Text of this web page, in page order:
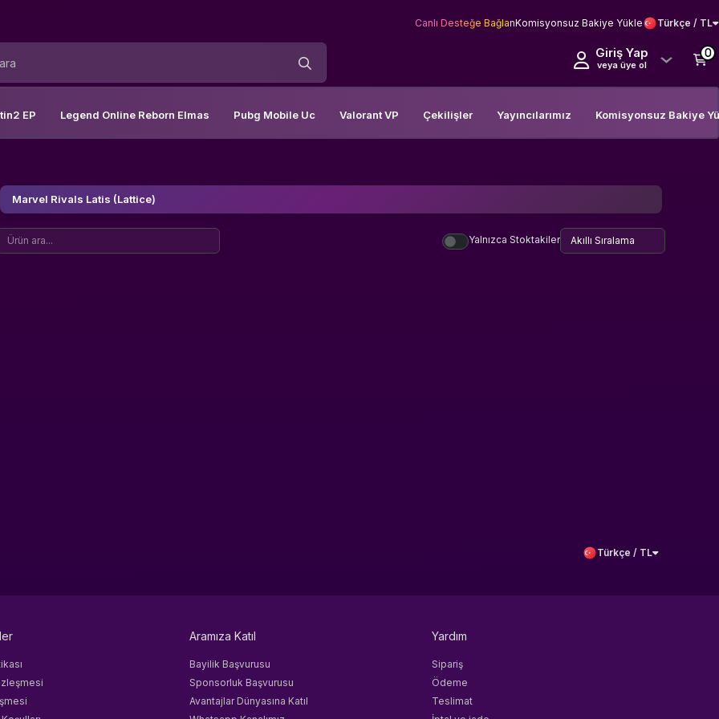
Canlı Desteğe BağlanKomisyonsuz Bakiye Yükle Türkçe / TL
Giriş Yap
veya üye ol
0
EP Legend Online Reborn Elmas Pubg Mobile Uc Valorant VP Çekilişler Yayıncılarımız Komisyonsuz Bakiye
Marvel Rivals Latis (Lattice)
Yalnızca Stoktakiler
Türkçe / TL
Aramıza Katıl
Bayilik Başvurusu
Sponsorluk Başvurusu
Avantajlar Dünyasına Katıl
Yardım
Sipariş
Ödeme
Teslimat